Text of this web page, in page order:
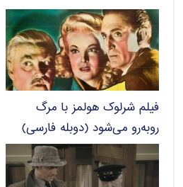
فیلم شرلوک هولمز با مرگ
روبه‌رو می‌شود (دوبله فارسی)